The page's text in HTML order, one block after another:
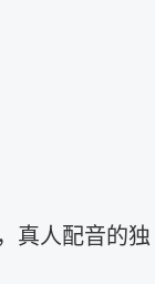
真人配音的独